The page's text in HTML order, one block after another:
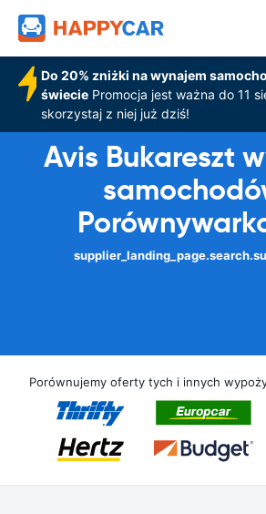
Do 20% zniżki na wynajem
świeciePromocja jest ważna do 11
skorzystaj z niej już dziś!
Avis Bukareszt
Porównujemy oferty tych i innych